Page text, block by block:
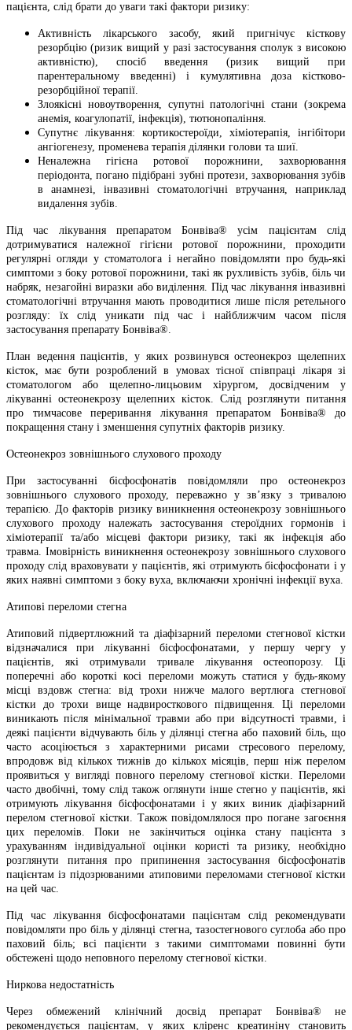
пацієнта, слід брати до уваги такі фактори ризику:
Активність лікарського засобу, який пригнічує кісткову
резорбцію (ризик вищий у разі застосування сполук з високою
активністю), спосіб введення (ризик вищий при
парентеральному введенні) і кумулятивна доза кістково-
резорбційної терапії.
Злоякісні новоутворення, супутні патологічні стани (зокрема
анемія, коагулопатії, інфекція), тютюнопаління.
Супутнє лікування: кортикостероїди, хіміотерапія, інгібітори
ангіогенезу, променева терапія ділянки голови та шиї.
Неналежна гігієна ротової порожнини, захворювання
періодонта, погано підібрані зубні протези, захворювання зубів
в анамнезі, інвазивні стоматологічні втручання, наприклад
видалення зубів.
Під час лікування препаратом Бонвіва® усім пацієнтам слід
дотримуватися належної гігієни ротової порожнини, проходити
регулярні огляди у стоматолога і негайно повідомляти про будь-які
симптоми з боку ротової порожнини, такі як рухливість зубів, біль чи
набряк, незагойні виразки або виділення. Під час лікування інвазивні
стоматологічні втручання мають проводитися лише після ретельного
розгляду: їх слід уникати під час і найближчим часом після
застосування препарату Бонвіва®.
План ведення пацієнтів, у яких розвинувся остеонекроз щелепних
кісток, має бути розроблений в умовах тісної співпраці лікаря зі
стоматологом або щелепно-лицьовим хірургом, досвідченим у
лікуванні остеонекрозу щелепних кісток. Слід розглянути питання
про тимчасове переривання лікування препаратом Бонвіва® до
покращення стану і зменшення супутніх факторів ризику.
Остеонекроз зовнішнього слухового проходу
При застосуванні бісфосфонатів повідомляли про остеонекроз
зовнішнього слухового проходу, переважно у зв’язку з тривалою
терапією. До факторів ризику виникнення остеонекрозу зовнішнього
слухового проходу належать застосування стероїдних гормонів і
хіміотерапії та/або місцеві фактори ризику, такі як інфекція або
травма. Імовірність виникнення остеонекрозу зовнішнього слухового
проходу слід враховувати у пацієнтів, які отримують бісфосфонати і у
яких наявні симптоми з боку вуха, включаючи хронічні інфекції вуха.
Атипові переломи стегна
Атиповий підвертлюжний та діафізарний переломи стегнової кістки
відзначалися при лікуванні бісфосфонатами, у першу чергу у
пацієнтів, які отримували тривале лікування остеопорозу. Ці
поперечні або короткі косі переломи можуть статися у будь-якому
місці вздовж стегна: від трохи нижче малого вертлюга стегнової
кістки до трохи вище надвиросткового підвищення. Ці переломи
виникають після мінімальної травми або при відсутності травми, і
деякі пацієнти відчувають біль у ділянці стегна або паховий біль, що
часто асоціюється з характерними рисами стресового перелому,
впродовж від кількох тижнів до кількох місяців, перш ніж перелом
проявиться у вигляді повного перелому стегнової кістки. Переломи
часто двобічні, тому слід також оглянути інше стегно у пацієнтів, які
отримують лікування бісфосфонатами і у яких виник діафізарний
перелом стегнової кістки. Також повідомлялося про погане загоєння
цих переломів. Поки не закінчиться оцінка стану пацієнта з
урахуванням індивідуальної оцінки користі та ризику, необхідно
розглянути питання про припинення застосування бісфосфонатів
пацієнтам із підозрюваними атиповими переломами стегнової кістки
на цей час.
Під час лікування бісфосфонатами пацієнтам слід рекомендувати
повідомляти про біль у ділянці стегна, тазостегнового суглоба або про
паховий біль; всі пацієнти з такими симптомами повинні бути
обстежені щодо неповного перелому стегнової кістки.
Ниркова недостатність
Через обмежений клінічний досвід препарат Бонвіва® не
рекомендується пацієнтам, у яких кліренс креатиніну становить